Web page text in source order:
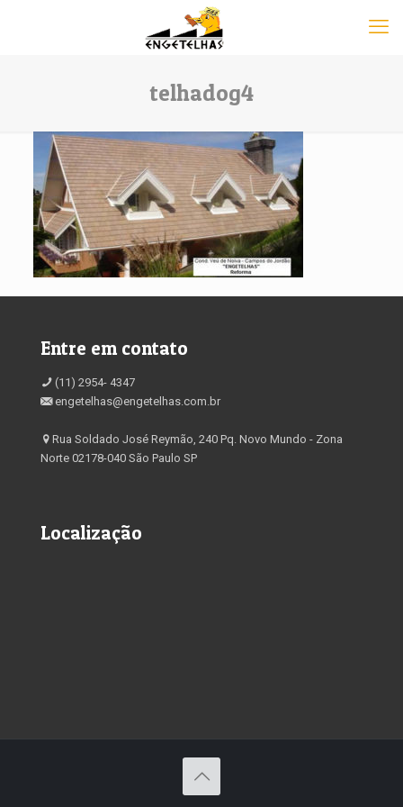
telhadog4
Entre em contato
(11) 2954- 4347
engetelhas@engetelhas.com.br
Rua Soldado José Reymão, 240 Pq. Novo Mundo - Zona
Norte 02178-040 São Paulo SP
Localização